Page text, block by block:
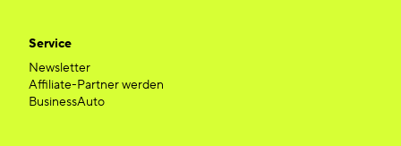
Service
Newsletter
Affiliate-Partner werden
BusinessAuto